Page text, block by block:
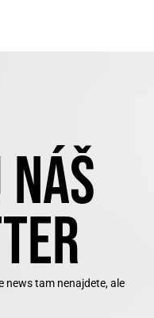
news tam nenajdete, ale